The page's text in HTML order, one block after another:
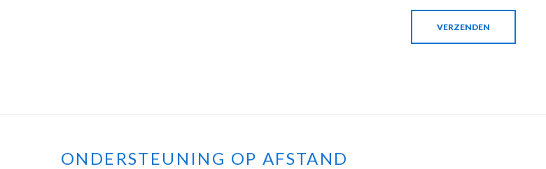
VERZENDEN
ONDERSTEUNING OP AFSTAND